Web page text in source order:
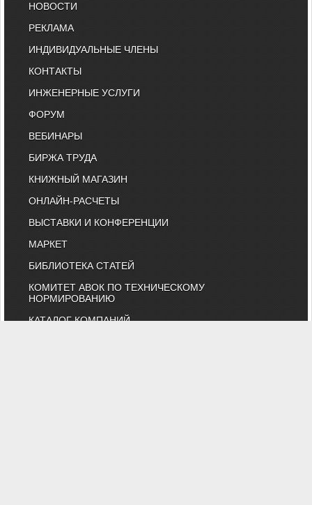
НОВОСТИ
РЕКЛАМА
ИНДИВИДУАЛЬНЫЕ ЧЛЕНЫ
КОНТАКТЫ
ИНЖЕНЕРНЫЕ УСЛУГИ
ФОРУМ
ВЕБИНАРЫ
БИРЖА ТРУДА
КНИЖНЫЙ МАГАЗИН
ОНЛАЙН-РАСЧЕТЫ
ВЫСТАВКИ И КОНФЕРЕНЦИИ
МАРКЕТ
БИБЛИОТЕКА СТАТЕЙ
КОМИТЕТ АВОК ПО ТЕХНИЧЕСКОМУ
НОРМИРОВАНИЮ
КАТАЛОГ КОМПАНИЙ